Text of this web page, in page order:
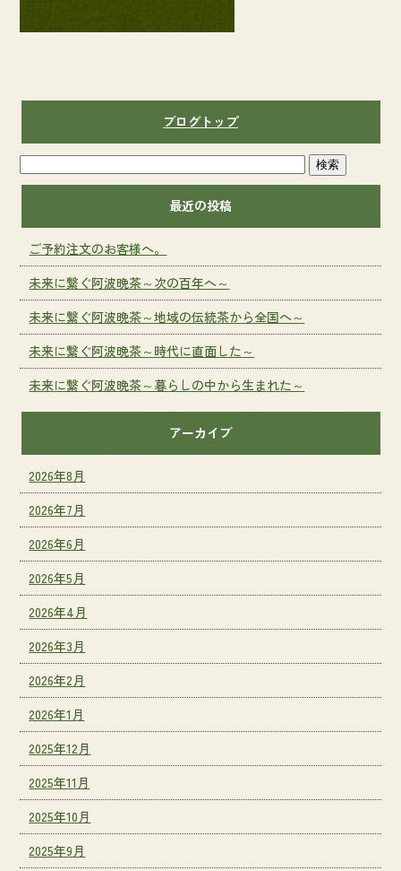
ブログトップ
最近の投稿
ご予約注文のお客様へ。
未来に繋ぐ阿波晩茶～次の百年へ～
未来に繋ぐ阿波晩茶～地域の伝統茶から全国へ～
未来に繋ぐ阿波晩茶～時代に直面した～
未来に繋ぐ阿波晩茶～暮らしの中から生まれた～
アーカイブ
2026年8月
2026年7月
2026年6月
2026年5月
2026年4月
2026年3月
2026年2月
2026年1月
2025年12月
2025年11月
2025年10月
2025年9月